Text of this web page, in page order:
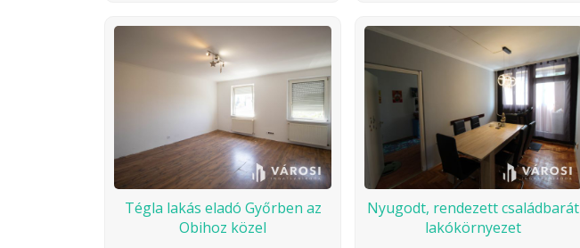
Tégla lakás eladó Győrben az
Obihoz közel
Nyugodt, rendezett családbarát
lakókörnyezet